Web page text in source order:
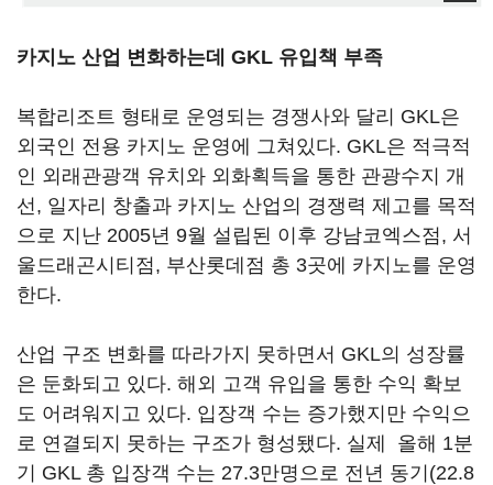
카지노 산업 변화하는데 GKL 유입책 부족
복합리조트 형태로 운영되는 경쟁사와 달리 GKL은
외국인 전용 카지노 운영에 그쳐있다. GKL은 적극적
인 외래관광객 유치와 외화획득을 통한 관광수지 개
선, 일자리 창출과 카지노 산업의 경쟁력 제고를 목적
으로 지난 2005년 9월 설립된 이후 강남코엑스점, 서
울드래곤시티점, 부산롯데점 총 3곳에 카지노를 운영
한다.
산업 구조 변화를 따라가지 못하면서 GKL의 성장률
은 둔화되고 있다. 해외 고객 유입을 통한 수익 확보
도 어려워지고 있다. 입장객 수는 증가했지만 수익으
로 연결되지 못하는 구조가 형성됐다. 실제 올해 1분
기 GKL 총 입장객 수는 27.3만명으로 전년 동기(22.8